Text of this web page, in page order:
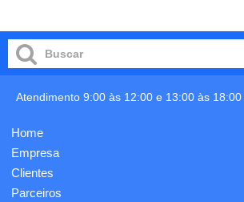
transparente
com
três
detalhes
tampa
branca,
no
centro
da
executiva,
couro
de alta
Atendimento 9:00 às 12:00 e 13:00 às 18:00
Home
Empresa
Clientes
Parceiros